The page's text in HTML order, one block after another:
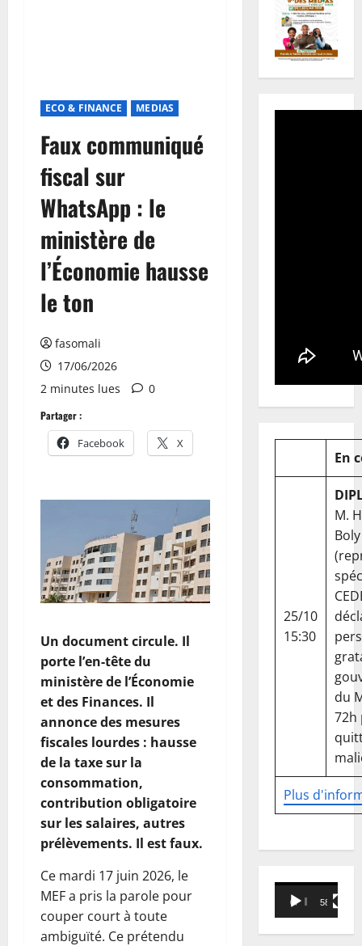
ECO & FINANCE MEDIAS
Faux communiqué
fiscal sur
WhatsApp : le
ministère de
l’Économie hausse
le ton
fasomali
17/06/2026
2 minutes lues
0
Partager :
Facebook X
Un document circule. Il
porte l’en-tête du
ministère de l’Économie
et des Finances. Il
annonce des mesures
fiscales lourdes : hausse
de la taxe sur la
consommation,
contribution obligatoire
sur les salaires, autres
prélèvements. Il est faux.
Ce mardi 17 juin 2026, le
MEF a pris la parole pour
couper court à toute
ambiguïté. Ce prétendu
En
Plus
25/10
15:30
M.
Boly
du
72h
Lecteur
vidéo
00:00 58:18